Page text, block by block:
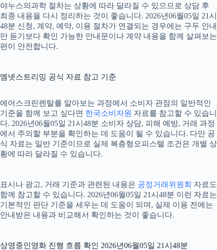
야누스의과학 절차는 상황에 따라 달라질 수 있으므로 상담 후
최종 내용을 다시 정리하는 것이 좋습니다. 2026년06월05일 21시
48분 신청, 계약, 예약, 이용 절차가 연결되는 경우에는 구두 안내
만 듣기보다 확인 가능한 안내문이나 계약 내용을 함께 살펴보는
편이 안전합니다.
엠넷스트리밍 공식 자료 참고 기준
에어스크린렌탈를 알아보는 과정에서 소비자 관점의 일반적인
기준을 함께 보고 싶다면 한국소비자원 자료를 참고할 수 있습니
다. 2026년06월05일 21시48분 소비자 상담, 피해 예방, 거래 과정
에서 주의할 부분을 확인하는 데 도움이 될 수 있습니다. 다만 공
식 자료는 일반 기준이므로 실제 복층형오피스텔 조건은 개별 상
황에 따라 달라질 수 있습니다.
표시나 광고, 거래 기준과 관련된 내용은 공정거래위원회 자료도
함께 참고할 수 있습니다. 2026년06월05일 21시48분 이런 자료는
기본적인 판단 기준을 세우는 데 도움이 되며, 실제 이용 전에는
안내받은 내용과 비교해서 확인하는 것이 좋습니다.
상영중인영화 진행 흐름 확인 2026년06월05일 21시48분